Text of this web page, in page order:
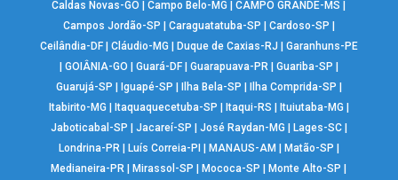
Caldas Novas-GO
|Campo Belo-MG |CAMPO GRANDE-MS
Campos Jordão-SP
Caraguatatuba-SP Cardoso-SP
Ceilândia-DF| Cláudio-MG Duque de Caxias-RJ
Garanhuns-PE
GOIÂNIA-GO Guará-DF| Guarapuava-PR| Guariba-SP
Guarujá-SP
Iguapé-SP Ilha Bela-SP Ilha Comprida-SP
Itabirito-MG
Itaquaquecetuba-SP Itaqui-RS Ituiutaba-MG
Jaboticabal-SP
Jacareí-SP José Raydan-MG Lages-SC|
Londrina-PR| Luís Correia-PI MANAUS-AM Matão-SP
Medianeira-PR
Mirassol-SP Mococa-SP Monte Alto-SP